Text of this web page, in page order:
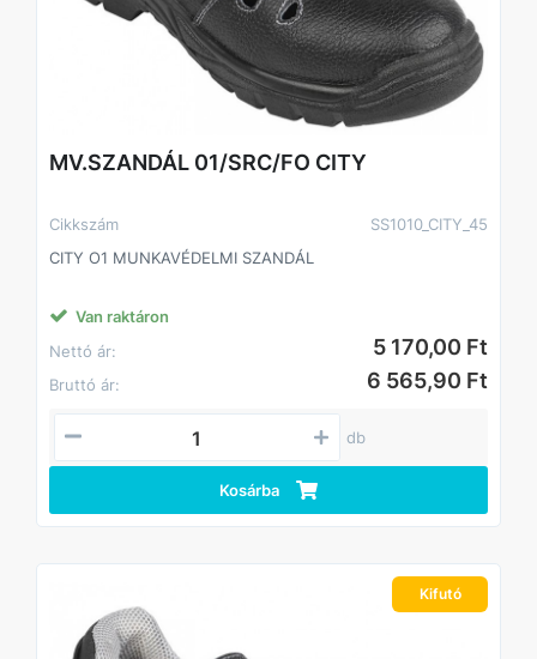
MV.SZANDÁL 01/SRC/FO CITY
Cikkszám
SS1010_CITY_45
CITY O1 MUNKAVÉDELMI SZANDÁL
Van raktáron
Nettó ár:
5 170,00 Ft
Bruttó ár: 6 565,90 Ft
db
Kosárba
Kifutó